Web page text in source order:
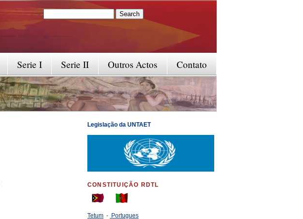
Search form
Contato
Outros Actos
Serie II
Serie I
Legislação da UNTAET
CONSTITUIÇÃO RDTL
Tetum - Portugues